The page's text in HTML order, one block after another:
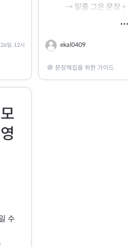
일, 12시
→ 밑줄 그은 문장 +
💭 읽으며 들었던 감
→ 공감, 불편함,
more_horiz
ekal0409
🧭 문장채집을 위한 가이드
수